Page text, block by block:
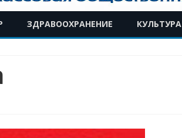
к
содержимому
ЗДРАВООХРАНЕНИЕ КУЛЬТУРА